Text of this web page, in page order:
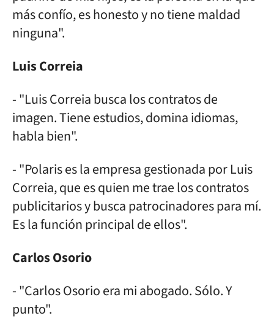
más confío, es honesto y no tiene maldad
ninguna".
Luis Correia
- "Luis Correia busca los contratos de
imagen. Tiene estudios, domina idiomas,
habla bien".
- "Polaris es la empresa gestionada por Luis
Correia, que es quien me trae los contratos
publicitarios y busca patrocinadores para mí.
Es la función principal de ellos".
Carlos Osorio
- "Carlos Osorio era mi abogado. Sólo. Y
punto".